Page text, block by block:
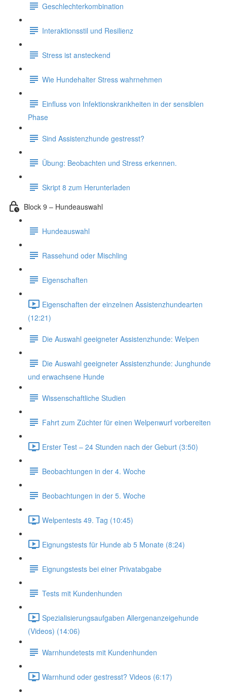
Geschlechterkombination
Interaktionsstil und Resilienz
Stress ist ansteckend
Wie Hundehalter Stress wahrnehmen
Einfluss von Infektionskrankheiten in der sensiblen
Phase
Sind Assistenzhunde gestresst?
Übung: Beobachten und Stress erkennen.
Skript 8 zum Herunterladen
Block 9 – Hundeauswahl
Hundeauswahl
Rassehund oder Mischling
Eigenschaften
Eigenschaften der einzelnen Assistenzhundearten
(12:21)
Die Auswahl geeigneter Assistenzhunde: Welpen
Die Auswahl geeigneter Assistenzhunde: Junghunde
und erwachsene Hunde
Wissenschaftliche Studien
Fahrt zum Züchter für einen Welpenwurf vorbereiten
Erster Test – 24 Stunden nach der Geburt (3:50)
Beobachtungen in der 4. Woche
Beobachtungen in der 5. Woche
Welpentests 49. Tag (10:45)
Eignungstests für Hunde ab 5 Monate (8:24)
Eignungstests bei einer Privatabgabe
Tests mit Kundenhunden
Spezialisierungsaufgaben Allergenanzeigehunde
(Videos) (14:06)
Warnhundetests mit Kundenhunden
Warnhund oder gestresst? Videos (6:17)